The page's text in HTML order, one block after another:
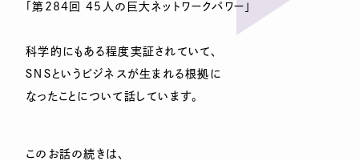
「第284回 45人の巨大ネットワークパワー」
科学的にもある程度実証されていて、
ＳＮＳというビジネスが生まれる根拠に
なったことについて話しています。
このお話の続きは、